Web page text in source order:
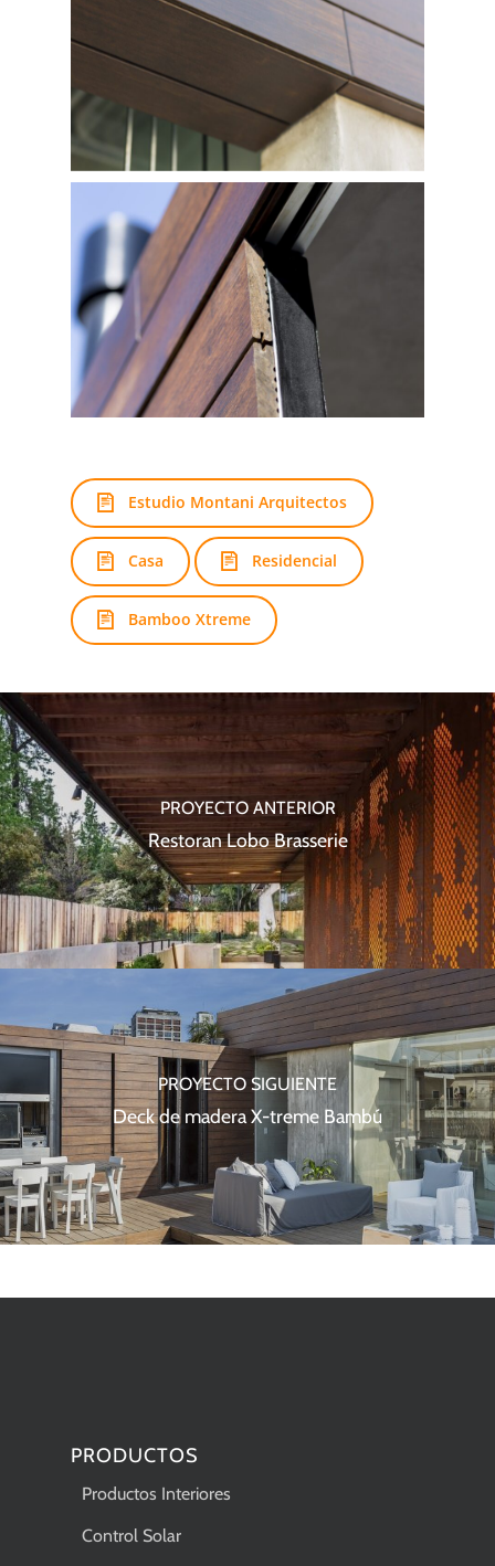
Estudio Montani Arquitectos
Casa Residencial
Bamboo Xtreme
PROYECTO ANTERIOR
Restoran Lobo Brasserie
PROYECTO SIGUIENTE
Deck de madera X-treme Bambú
PRODUCTOS
Productos Interiores
Control Solar